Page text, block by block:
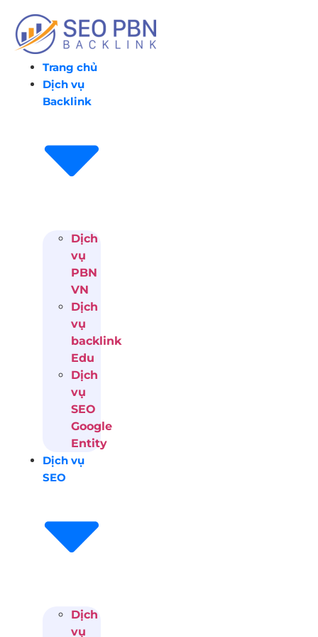
đến
nội
Trang chủ
Dịch vụ
Backlink
Dịch
vụ
PBN
VN
Dịch
vụ
backlink
Edu
Dịch
vụ
SEO
Google
Entity
Dịch vụ
SEO
Dịch
vụ